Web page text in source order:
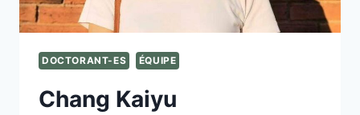
DOCTORANT-ES ÉQUIPE
Chang Kaiyu